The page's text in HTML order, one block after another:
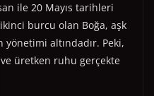
ile 20 Mayıs tarihleri
ikinci burcu olan Boğa, aşk
yönetimi altındadır. Peki,
üretken ruhu gerçekte